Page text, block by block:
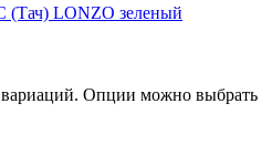
(Тач) LONZO зеленый
вариаций. Опции можно выбрать